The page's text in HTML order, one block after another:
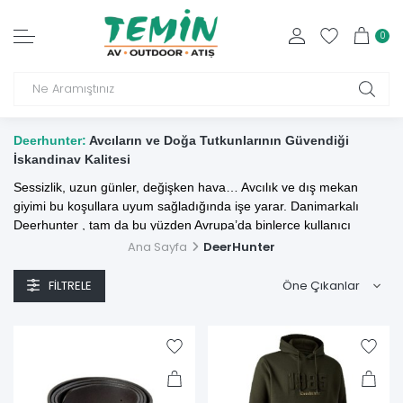
0
Deerhunter: Avcıların ve Doğa Tutkunlarının Güvendiği
İskandinav Kalitesi
Sessizlik, uzun günler, değişken hava… Avcılık ve dış mekan
giyimi bu koşullara uyum sağladığında işe yarar. Danimarkalı
Deerhunter
, tam da bu yüzden Avrupa’da binlerce kullanıcı
tarafından tercih ediliyor: sessiz, dayanıklı, su ve rüzgâr geçirmez,
markası;ceket yağmurlukve aksesuarlar
ile kadın, erkek ve çocuk koleksiyonları sunuyor.
Dış kumaş ile astar arasında serbest
duran bu membran, bantlı dikişlerle %100 su geçirmez ve sessiz
hareket imkânı sağlar. Özellikle pusu / okçuluk / domuz avcılığı
Ana Sayfa DeerHunter
FILTRELE